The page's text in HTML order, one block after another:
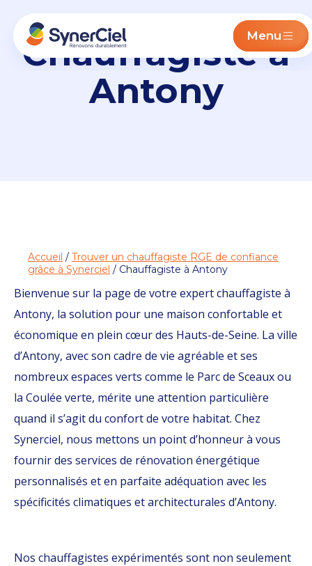
Menu
Chauffagiste à
Antony
Accueil / Trouver un chauffagiste RGE de confiance
grâce à Synerciel / Chauffagiste à Antony
Bienvenue sur la page de votre expert chauffagiste à
Antony, la solution pour une maison confortable et
économique en plein cœur des Hauts-de-Seine. La ville
d’Antony, avec son cadre de vie agréable et ses
nombreux espaces verts comme le Parc de Sceaux ou
la Coulée verte, mérite une attention particulière
quand il s’agit du confort de votre habitat. Chez
Synerciel, nous mettons un point d’honneur à vous
fournir des services de rénovation énergétique
personnalisés et en parfaite adéquation avec les
spécificités climatiques et architecturales d’Antony.
Nos chauffagistes expérimentés sont non seulement